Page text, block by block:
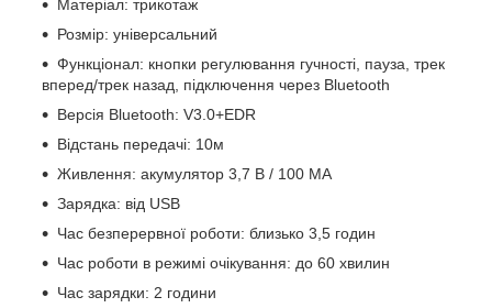
Матеріал: трикотаж
Розмір: універсальний
Функціонал: кнопки регулювання гучності, пауза, трек
вперед/трек назад, підключення через Bluetooth
Версія Bluetooth: V3.0+EDR
Відстань передачі: 10м
Живлення: акумулятор 3,7 В / 100 МА
Зарядка: від USB
Час безперервної роботи: близько 3,5 годин
Час роботи в режимі очікування: до 60 хвилин
Час зарядки: 2 години